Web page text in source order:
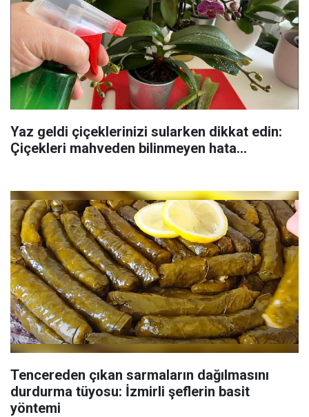
Yaz geldi çiçeklerinizi sularken dikkat edin:
Çiçekleri mahveden bilinmeyen hata...
Tencereden çıkan sarmaların dağılmasını
durdurma tüyosu: İzmirli şeflerin basit
yöntemi